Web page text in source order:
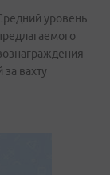
уровень
за вахту